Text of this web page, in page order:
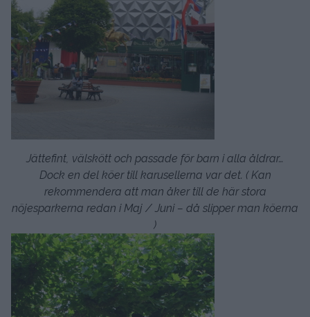
Jättefint, välskött och passade för barn i alla åldrar…
Dock en del köer till karusellerna var det. ( Kan
rekommendera att man åker till de här stora
nöjesparkerna redan i Maj / Juni – då slipper man köerna
)